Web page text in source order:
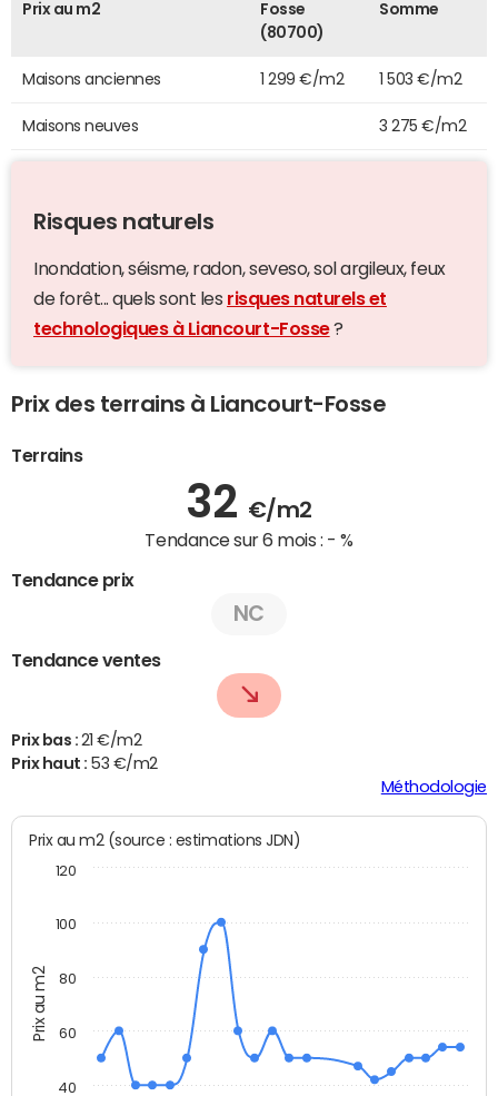
Prix au m2
Fosse
(80700)
Somme
Maisons anciennes 1 299 €/m2 1 503 €/m2
Maisons neuves 3 275 €/m2
Risques naturels
Inondation, séisme, radon, seveso, sol argileux, feux
de forêt... quels sont les risques naturels et
technologiques à Liancourt-Fosse?
Prix des terrains à Liancourt-Fosse
Terrains
32 €/m2
Tendance sur 6 mois : - %
Tendance prix
NC
Tendance ventes
Prix bas : 21 €/m2
Prix haut : 53 €/m2
Méthodologie
Prix au m2
Prix au m2 (source : estimations JDN)
40
60
80
100
120